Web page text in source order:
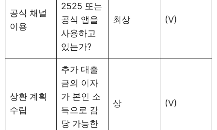
공식 채널
이용
2525 또는
공식 앱을
사용하고
있는가?
최상 (V)
상환 계획
수립
추가 대출
금의 이자
가 본인 소
득으로 감
당 가능한
상 (V)